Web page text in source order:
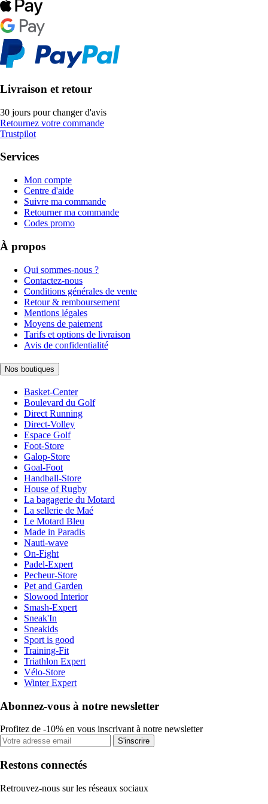
Livraison et retour
30 jours pour changer d'avis
Retournez votre commande
Trustpilot
Services
Mon compte
Centre d'aide
Suivre ma commande
Retourner ma commande
Codes promo
À propos
Qui sommes-nous ?
Contactez-nous
Conditions générales de vente
Retour & remboursement
Mentions légales
Moyens de paiement
Tarifs et options de livraison
Avis de confidentialité
Nos boutiques
Basket-Center
Boulevard du Golf
Direct Running
Direct-Volley
Espace Golf
Foot-Store
Galop-Store
Goal-Foot
Handball-Store
House of Rugby
La bagagerie du Motard
La sellerie de Maé
Le Motard Bleu
Made in Paradis
Nauti-wave
On-Fight
Padel-Expert
Pecheur-Store
Pet and Garden
Slowood Interior
Smash-Expert
Sneak'In
Sneakids
Sport is good
Training-Fit
Triathlon Expert
Vélo-Store
Winter Expert
Abonnez-vous à notre newsletter
Profitez de -10% en vous inscrivant à notre newsletter
S'inscrire
Restons connectés
Retrouvez-nous sur les réseaux sociaux